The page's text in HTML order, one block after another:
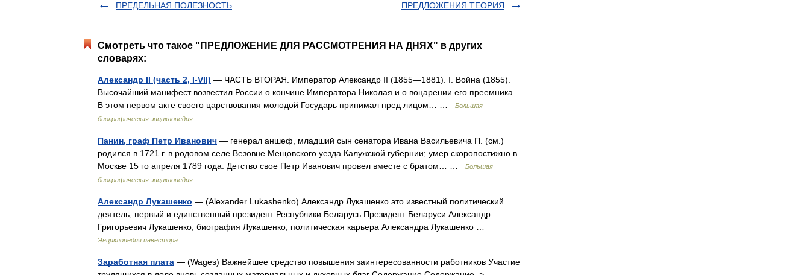
ПРЕДЕЛЬНАЯ ПОЛЕЗНОСТЬ
ПРЕДЛОЖЕНИЯ ТЕОРИЯ
Смотреть что такое "ПРЕДЛОЖЕНИЕ ДЛЯ РАССМОТРЕНИЯ НА ДНЯХ" в других
словарях:
Александр II (часть 2, I-VII) — ЧАСТЬ ВТОРАЯ. Император Александр II (1855—1881). I. Война (1855).
Высочайший манифест возвестил России о кончине Императора Николая и о воцарении его преемника.
В этом первом акте своего царствования молодой Государь принимал пред лицом… …
Большая
биографическая энциклопедия
Панин, граф Петр Иванович — генерал аншеф, младший сын сенатора Ивана Васильевича П. (см.)
родился в 1721 г. в родовом селе Везовне Мещовского уезда Калужской губернии; умер скоропостижно в
Москве 15 го апреля 1789 года. Детство свое Петр Иванович провел вместе с братом… …
Большая
биографическая энциклопедия
Александр Лукашенко — (Alexander Lukashenko) Александр Лукашенко это известный политический
деятель, первый и единственный президент Республики Беларусь Президент Беларуси Александр
Григорьевич Лукашенко, биография Лукашенко, политическая карьера Александра Лукашенко …
Энциклопедия инвестора
Заработная плата — (Wages) Важнейшее средство повышения заинтересованности работников Участие